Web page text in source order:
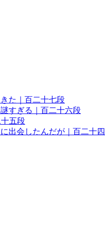
た｜百二十七段
すぎる｜百二十六段
五段
出会したんだが｜百二十